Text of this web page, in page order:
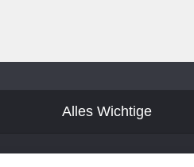
Alles Wichtige